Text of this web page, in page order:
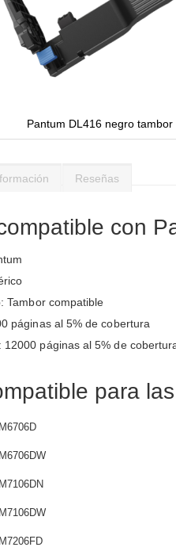
Pantum DL416 negro
con
Tambor compatible
páginas al 5% de cobertura
12000 páginas al 5% de
para
Reseñas